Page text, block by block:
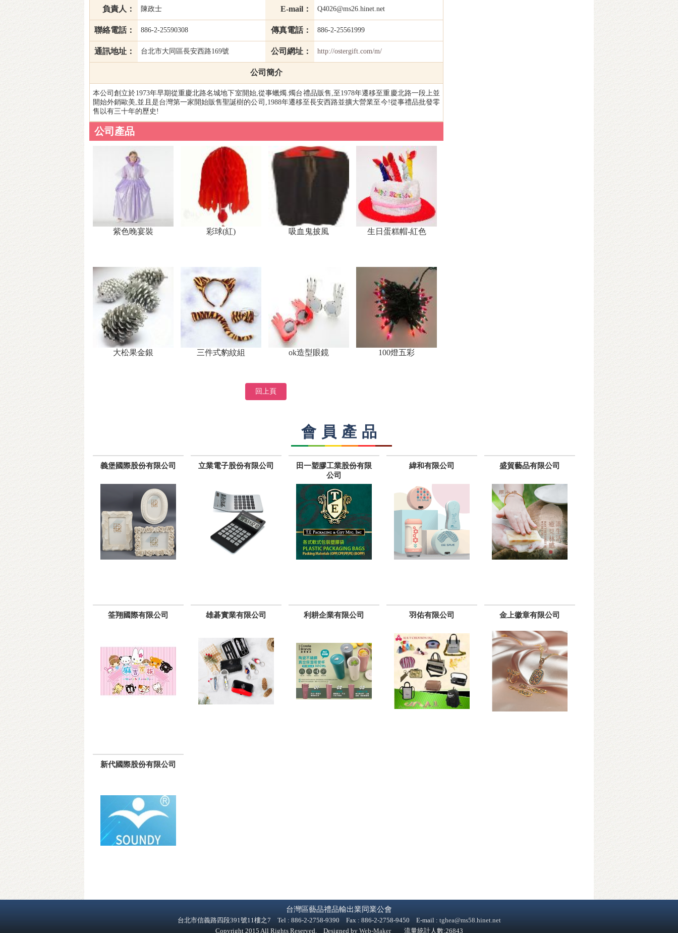
負責人： 陳政士 E-mail： Q4026@ms26.hinet.net
聯絡電話： 886-2-25590308 傳真電話： 886-2-25561999
通訊地址： 台北市大同區長安西路169號 公司網址： http://ostergift.com/m/
公司簡介
本公司創立於1973年早期從重慶北路名城地下室開始,從事蠟燭.燭台禮品販售,至1978年遷移至重慶北路一段上並
開始外銷歐美,並且是台灣第一家開始販售聖誕樹的公司,1988年遷移至長安西路並擴大營業至今!從事禮品批發零
售以有三十年的歷史!
公司產品
紫色晚宴裝 彩球(紅) 吸血鬼披風 生日蛋糕帽-紅色
大松果金銀 三件式豹紋組 ok造型眼鏡 100燈五彩
回上頁
會員產品
義堡國際股份有限公司 立業電子股份有限公司
田一塑膠工業股份有限
公司
緯和有限公司 盛貿藝品有限公司
筌翔國際有限公司 雄碁實業有限公司 利耕企業有限公司 羽佑有限公司 金上徽章有限公司
新代國際股份有限公司
台灣區藝品禮品輸出業同業公會
台北市信義路四段391號11樓之7 Tel : 886-2-2758-9390 Fax : 886-2-2758-9450 E-mail : tghea@ms58.hinet.net
Copyright 2015 All Rights Reserved. Designed by Web-Maker流量統計人數:26843